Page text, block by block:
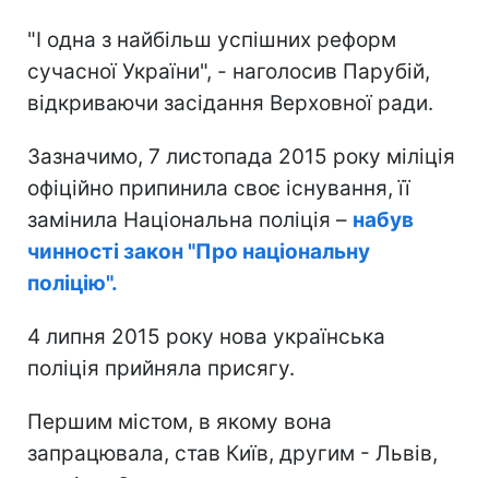
"І одна з найбільш успішних реформ
сучасної України", - наголосив Парубій,
відкриваючи засідання Верховної ради.
Зазначимо, 7 листопада 2015 року міліція
офіційно припинила своє існування, її
замінила Національна поліція – набув
чинності закон "Про національну
поліцію".
4 липня 2015 року нова українська
поліція прийняла присягу.
Першим містом, в якому вона
запрацювала, став Київ, другим - Львів,